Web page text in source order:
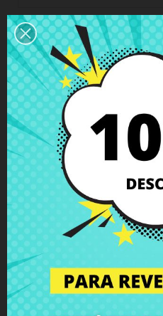
Detalles
Altavoces Acer
520 Packard Bell